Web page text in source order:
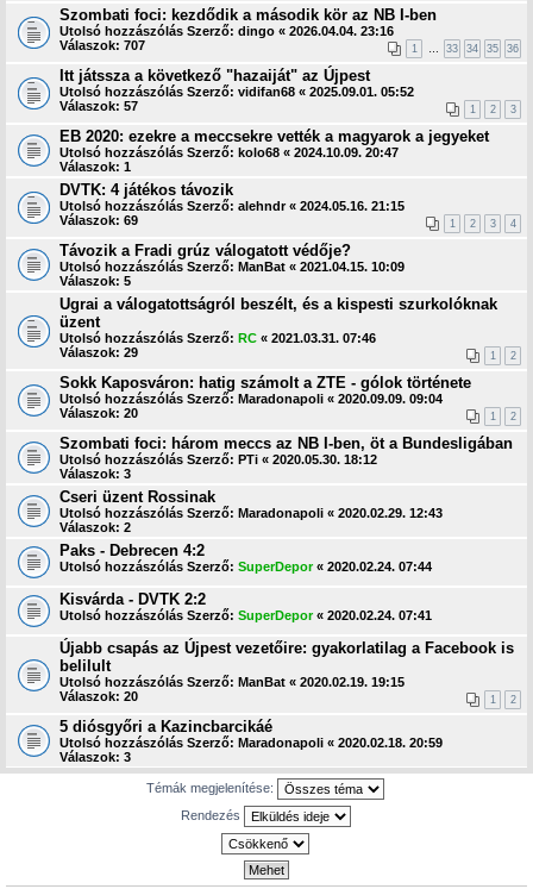
Szombati foci: kezdődik a második kör az NB I-ben
Utolsó hozzászólás Szerző: dingo « 2026.04.04. 23:16
Válaszok: 707 1 … 33 34 35 36
Itt játssza a következő "hazaiját" az Újpest
Utolsó hozzászólás Szerző: vidifan68 « 2025.09.01. 05:52
Válaszok: 57 1 2 3
EB 2020: ezekre a meccsekre vették a magyarok a jegyeket
Utolsó hozzászólás Szerző: kolo68 « 2024.10.09. 20:47
Válaszok: 1
DVTK: 4 játékos távozik
Utolsó hozzászólás Szerző: alehndr« 2024.05.16. 21:15
Válaszok: 69 1 2 3 4
Távozik a Fradi grúz válogatott védője?
Utolsó hozzászólás Szerző: ManBat « 2021.04.15. 10:09
Válaszok: 5
Ugrai a válogatottságról beszélt, és a kispesti szurkolóknak
üzent
Utolsó hozzászólás Szerző: RC « 2021.03.31. 07:46
Válaszok: 29 1 2
Sokk Kaposváron: hatig számolt a ZTE - gólok története
Utolsó hozzászólás Szerző: Maradonapoli « 2020.09.09. 09:04
Válaszok: 20 1 2
Szombati foci: három meccs az NB I-ben, öt a Bundesligában
Utolsó hozzászólás Szerző: PTi « 2020.05.30. 18:12
Válaszok: 3
Cseri üzent Rossinak
Utolsó hozzászólás Szerző: Maradonapoli « 2020.02.29. 12:43
Válaszok: 2
Paks - Debrecen 4:2
Utolsó hozzászólás Szerző: SuperDepor« 2020.02.24. 07:44
Kisvárda - DVTK 2:2
Utolsó hozzászólás Szerző: SuperDepor« 2020.02.24. 07:41
Újabb csapás az Újpest vezetőire: gyakorlatilag a Facebook is
belilult
Utolsó hozzászólás Szerző: ManBat « 2020.02.19. 19:15
Válaszok: 20 1 2
5 diósgyőri a Kazincbarcikáé
Utolsó hozzászólás Szerző: Maradonapoli « 2020.02.18. 20:59
Válaszok: 3
Témák megjelenítése:
Rendezés